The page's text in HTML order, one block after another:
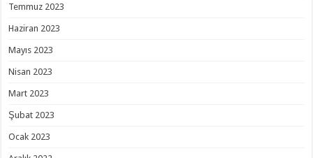
Temmuz 2023
Haziran 2023
Mayıs 2023
Nisan 2023
Mart 2023
Şubat 2023
Ocak 2023